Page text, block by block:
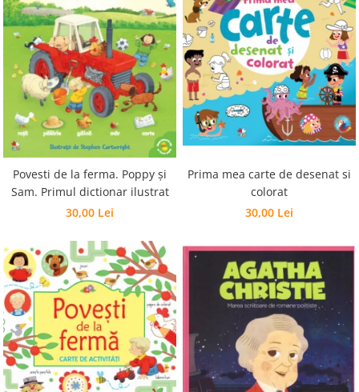
Povesti de la ferma. Poppy și
Sam. Primul dictionar ilustrat
30,00 Lei
Prima mea carte de desenat si
colorat
30,00 Lei